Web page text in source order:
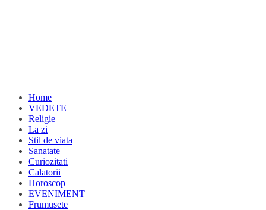
Home
VEDETE
Religie
La zi
Stil de viata
Sanatate
Curiozitati
Calatorii
Horoscop
EVENIMENT
Frumusete